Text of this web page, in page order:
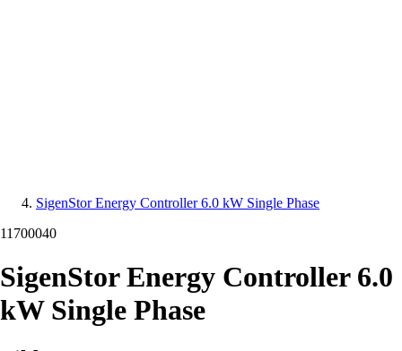
SigenStor Energy Controller 6.0 kW Single Phase
11700040
SigenStor Energy Controller 6.0
kW Single Phase